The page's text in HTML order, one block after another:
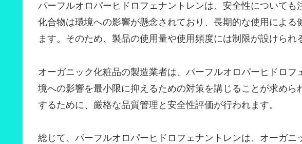
パーフルオロパーヒドロフェナントレンは、安全性についても
化合物は環境への影響が懸念されており、長期的な使用による
ます。そのため、製品の使用量や使用頻度には制限が設けられ
オーガニック化粧品の製造業者は、パーフルオロパーヒドロフ
境への影響を最小限に抑えるための対策を講じることが求めら
するために、厳格な品質管理と安全性評価が行われます。
総じて、パーフルオロパーヒドロフェナントレンは、オーガニ